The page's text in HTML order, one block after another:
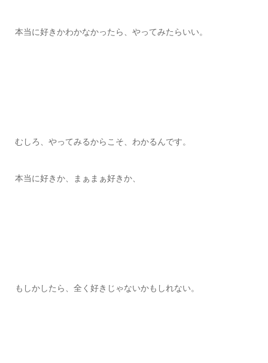
本当に好きかわかなかったら、やってみたらいい。
むしろ、やってみるからこそ、わかるんです。
本当に好きか、まぁまぁ好きか、
もしかしたら、全く好きじゃないかもしれない。